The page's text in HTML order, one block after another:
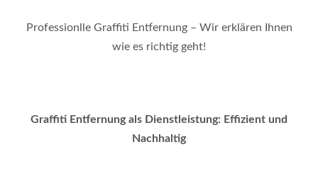
Professionlle Graffiti Entfernung – Wir erklären Ihnen
wie es richtig geht!
Graffiti Entfernung als Dienstleistung: Effizient und
Nachhaltig